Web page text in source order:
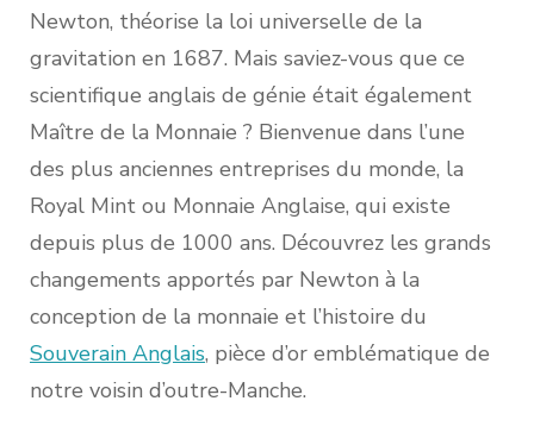
Newton, théorise la loi universelle de la
gravitation en 1687. Mais saviez-vous que ce
scientifique anglais de génie était également
Maître de la Monnaie ? Bienvenue dans l’une
des plus anciennes entreprises du monde, la
Royal Mint ou Monnaie Anglaise, qui existe
depuis plus de 1000 ans. Découvrez les grands
changements apportés par Newton à la
conception de la monnaie et l’histoire du
Souverain Anglais, pièce d’or emblématique de
notre voisin d’outre-Manche.